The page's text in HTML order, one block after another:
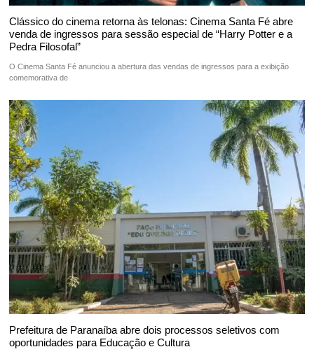
Clássico do cinema retorna às telonas: Cinema Santa Fé abre
venda de ingressos para sessão especial de “Harry Potter e a
Pedra Filosofal”
O Cinema Santa Fé anunciou a abertura das vendas de ingressos para a exibição
comemorativa de
Prefeitura de Paranaíba abre dois processos seletivos com
oportunidades para Educação e Cultura